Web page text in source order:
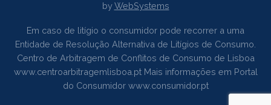
byWebSystems
Em caso de litígio o consumidor pode recorrer a uma
Entidade de Resolução Alternativa de Litígios de Consumo.
Centro de Arbitragem de Conflitos de Consumo de Lisboa
www.centroarbitragemlisboa.ptMais informações em Portal
do Consumidor www.consumidor.pt